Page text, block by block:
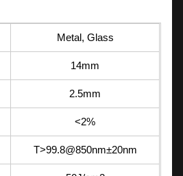
Metal, Glass
14mm
2.5mm
<2%
T>99.8@850nm±20nm